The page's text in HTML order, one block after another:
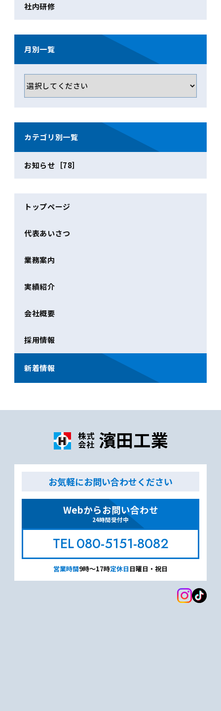
社内研修
月別一覧
カテゴリ別一覧
お知らせ［78］
トップページ
代表あいさつ
業務案内
実績紹介
会社概要
採用情報
新着情報
お気軽にお問い合わせください
Webからお問い合わせ
24時間受付中
080-5151-8082
営業時間9時～17時定休日 日曜日・祝日